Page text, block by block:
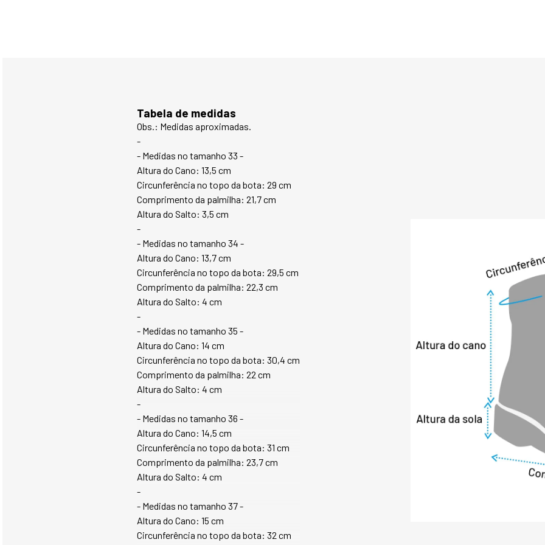
identidade da
A Bota Zipper
enfrentar o
conforto.
PERGUNTAS
1. Por que a lã
outros tipos de
A lã natural
internas, retendo
Além disso, ela
potencializando
negativas.
2. Esta bota com
Sim,
umidade
reforçadas e o
Para neve
Tabela de medidas
Obs.: Medidas aproximadas.
-
- Medidas no tamanho 33 -
Altura do Cano: 13,5 cm
Circunferência no topo da bota: 29 cm
Comprimento da palmilha: 21,7 cm
Altura do Salto: 3,5 cm
-
- Medidas no tamanho 34 -
Altura do Cano: 13,7 cm
Circunferência no topo da bota: 29,5 cm
Comprimento da palmilha: 22,3 cm
Altura do Salto: 4 cm
-
- Medidas no tamanho 35 -
Altura do Cano: 14 cm
Circunferência no topo da bota: 30,4 cm
Comprimento da palmilha: 22 cm
Altura do Salto: 4 cm
-
- Medidas no tamanho 36 -
Altura do Cano: 14,5 cm
Circunferência no topo da bota: 31 cm
Comprimento da palmilha: 23,7 cm
Altura do Salto: 4 cm
-
- Medidas no tamanho 37 -
Altura do Cano: 15 cm
Circunferência no topo da bota: 32 cm